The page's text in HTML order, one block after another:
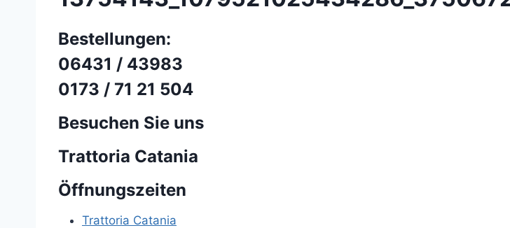
Bestellungen:
06431 / 43983
0173 / 71 21 504
Besuchen Sie uns
Trattoria Catania
Öffnungszeiten
Trattoria Catania